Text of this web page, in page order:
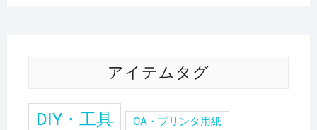
アイテムタグ
DIY・工具 OA・プリンタ用紙